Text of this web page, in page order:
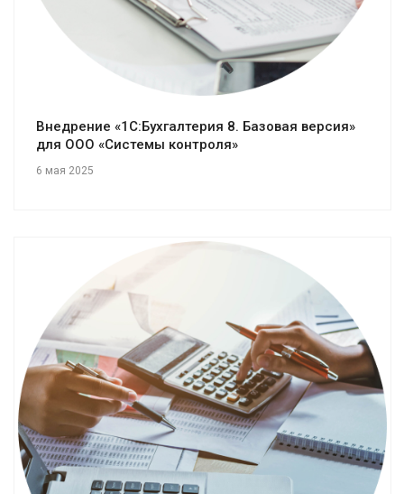
Внедрение «1С:Бухгалтерия 8. Базовая версия»
для ООО «Системы контроля»
6 мая 2025
Смотреть проект